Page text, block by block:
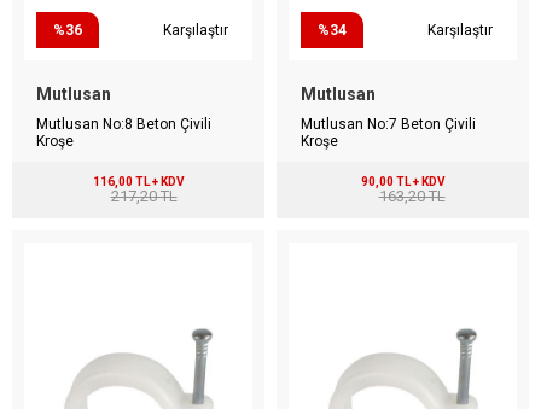
%36 Karşılaştır
Mutlusan
Mutlusan No:8 Beton Çivili
Kroşe
116,00 TL + KDV
217,20 TL
%34 Karşılaştır
Mutlusan
Mutlusan No:7 Beton Çivili
Kroşe
90,00 TL + KDV
163,20 TL